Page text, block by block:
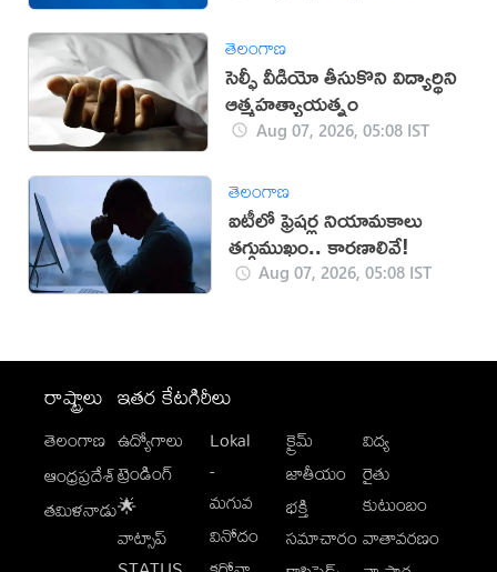
తెలంగాణ
సెల్ఫీ వీడియో తీసుకొని విద్యార్థిని
ఆత్మహత్యాయత్నం
Aug 07, 2026, 05:08 IST
తెలంగాణ
ఐటీలో ఫ్రెషర్ల నియామకాలు
తగ్గుముఖం.. కారణాలివే!
Aug 07, 2026, 05:08 IST
రాష్ట్రాలు
తెలంగాణ
ఆంధ్రప్రదేశ్
తమిళనాడు
ఇతర కేటగిరీలు
ఉద్యోగాలు
ట్రెండింగ్
🌟
వాట్సాప్
Lokal
-
మగువ
వినోదం
క్రైమ్
జాతీయం
భక్తి
సమాచారం
విద్య
రైతు
కుటుంబం
వాతావరణం